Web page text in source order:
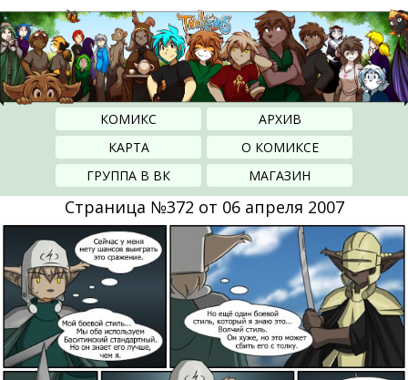
КОМИКС
АРХИВ
КАРТА
О КОМИКСЕ
ГРУППА В ВК
МАГАЗИН
Страница №372 от 06 апреля 2007